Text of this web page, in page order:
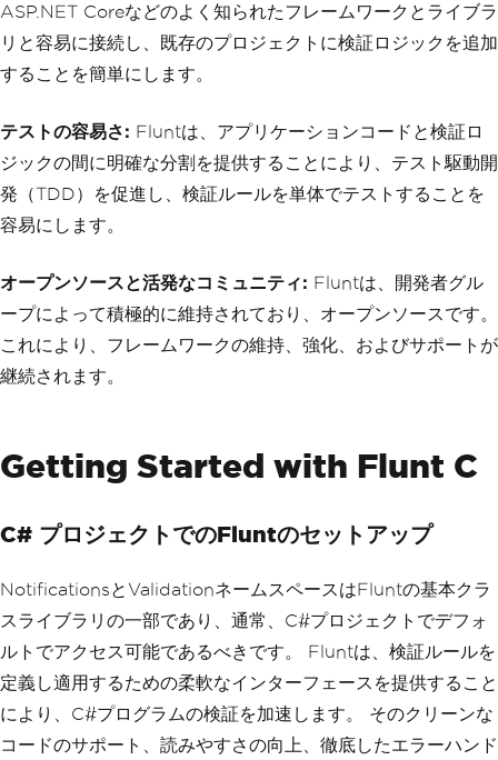
ASP.NET Coreなどのよく知られたフレームワークとライブラ
リと容易に接続し、既存のプロジェクトに検証ロジックを追加
することを簡単にします。
テストの容易さ: Fluntは、アプリケーションコードと検証ロ
ジックの間に明確な分割を提供することにより、テスト駆動開
発（TDD）を促進し、検証ルールを単体でテストすることを
容易にします。
オープンソースと活発なコミュニティ: Fluntは、開発者グル
ープによって積極的に維持されており、オープンソースです。
これにより、フレームワークの維持、強化、およびサポートが
継続されます。
Getting Started with Flunt C
C# プロジェクトでのFluntのセットアップ
NotificationsとValidationネームスペースはFluntの基本クラ
スライブラリの一部であり、通常、C#プロジェクトでデフォ
ルトでアクセス可能であるべきです。 Fluntは、検証ルールを
定義し適用するための柔軟なインターフェースを提供すること
により、C#プログラムの検証を加速します。 そのクリーンな
コードのサポート、読みやすさの向上、徹底したエラーハンド